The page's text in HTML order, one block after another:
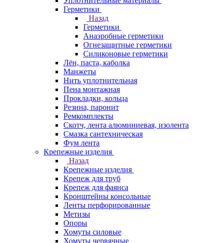
Герметики
Назад
Герметики
Анаэробные герметики
Огнезащитные герметики
Силиконовые герметики
Лён, паста, каболка
Манжеты
Нить уплотнительная
Пена монтажная
Прокладки, кольца
Резина, паронит
Ремкомплекты
Скотч, лента алюминиевая, изолента
Смазка сантехническая
Фум лента
Крепежные изделия
Назад
Крепежные изделия
Крепеж для труб
Крепеж для фаянса
Кронштейны консольные
Ленты перфорированные
Метизы
Опоры
Хомуты силовые
Хомуты червячные